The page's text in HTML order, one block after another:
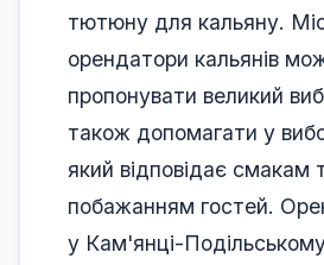
тютюну для кальяну.
орендатори кальянів
пропонувати великий
також допомагати у
який відповідає смакам
побажанням гостей.
у Кам'янці-